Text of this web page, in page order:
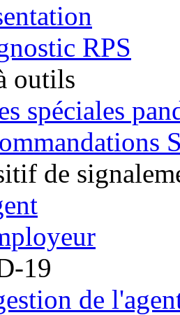
RPS
outils
spéciales
de
19
de